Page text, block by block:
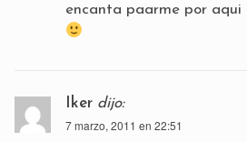
encanta paarme por aqui
Iker dijo:
7 marzo, 2011 en 22:51